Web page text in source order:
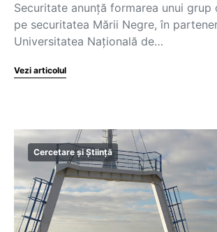
Securitate anunță formarea unui grup
pe securitatea Mării Negre, în
Universitatea Națională de…
Vezi articolul
Cercetare și Știință